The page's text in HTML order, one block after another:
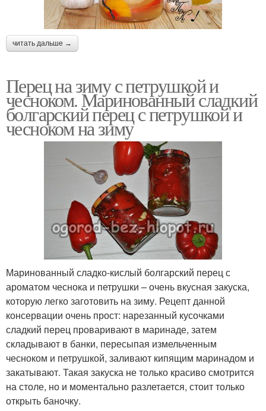
читать дальше →
Перец на зиму с петрушкой и
чесноком. Маринованный сладкий
болгарский перец с петрушкой и
чесноком на зиму
Маринованный сладко-кислый болгарский перец с
ароматом чеснока и петрушки – очень вкусная закуска,
которую легко заготовить на зиму. Рецепт данной
консервации очень прост: нарезанный кусочками
сладкий перец проваривают в маринаде, затем
складывают в банки, пересыпая измельченным
чесноком и петрушкой, заливают кипящим маринадом и
закатывают. Такая закуска не только красиво смотрится
на столе, но и моментально разлетается, стоит только
открыть баночку.